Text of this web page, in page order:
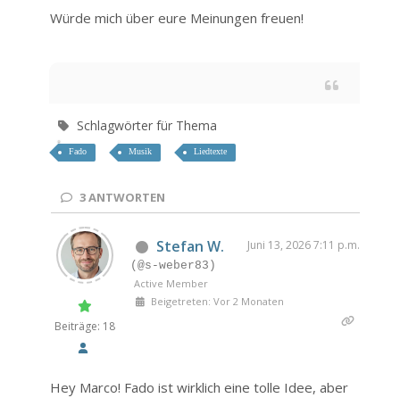
Würde mich über eure Meinungen freuen!
Schlagwörter für Thema
Fado Musik Liedtexte
3ANTWORTEN
Beiträge: 18
Stefan W. Juni 13, 2026 7:11 p.m.
(@s-weber83)
Active Member
Beigetreten: Vor 2 Monaten
Hey Marco! Fado ist wirklich eine tolle Idee, aber